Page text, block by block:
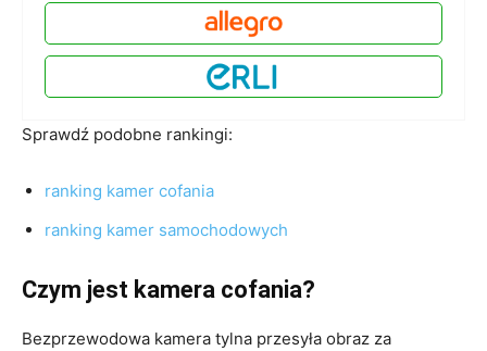
Sprawdź podobne rankingi:
ranking kamer cofania
ranking kamer samochodowych
Czym jest kamera cofania?
Bezprzewodowa kamera tylna przesyła obraz za